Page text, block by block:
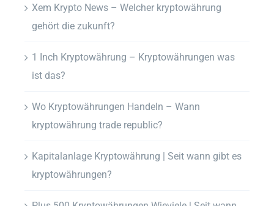
Xem Krypto News – Welcher kryptowährung
gehört die zukunft?
1 Inch Kryptowährung – Kryptowährungen was
ist das?
Wo Kryptowährungen Handeln – Wann
kryptowährung trade republic?
Kapitalanlage Kryptowährung | Seit wann gibt es
kryptowährungen?